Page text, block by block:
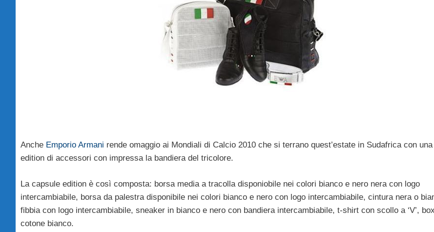
Anche Emporio Armani rende omaggio ai Mondiali di Calcio 2010 che si terrano quest’estate in Sudafrica con una
edition di accessori con impressa la bandiera del tricolore.
La capsule edition è così composta: borsa media a tracolla disponiobile nei colori bianco e nero nera con logo
intercambiabile, borsa da palestra disponibile nei colori bianco e nero con logo intercambiabile, cintura nera o
fibbia con logo intercambiabile, sneaker in bianco e nero con bandiera intercambiabile, t-shirt con scollo a ‘V’,
cotone bianco.